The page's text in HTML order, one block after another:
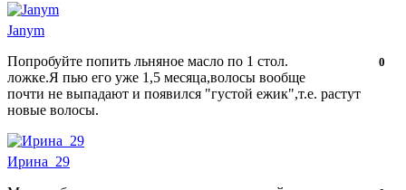
Janym
Нравится!
0
Попробуйте попить льняное масло по 1 стол.
ложке.Я пью его уже 1,5 месяца,волосы вообще
почти не выпадают и появился "густой ежик",т.е. растут
новые волосы.
Ирина_29